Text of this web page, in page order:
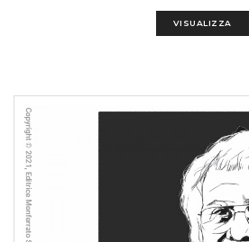
VISUALIZZA